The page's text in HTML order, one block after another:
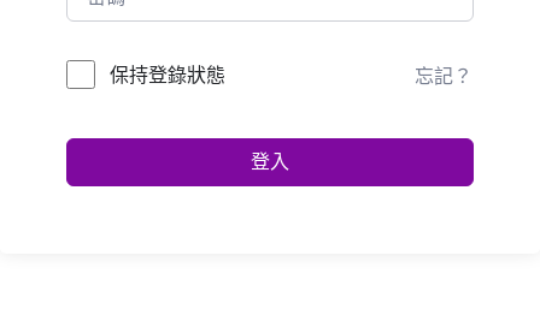
保持登錄狀態 忘記？
登入